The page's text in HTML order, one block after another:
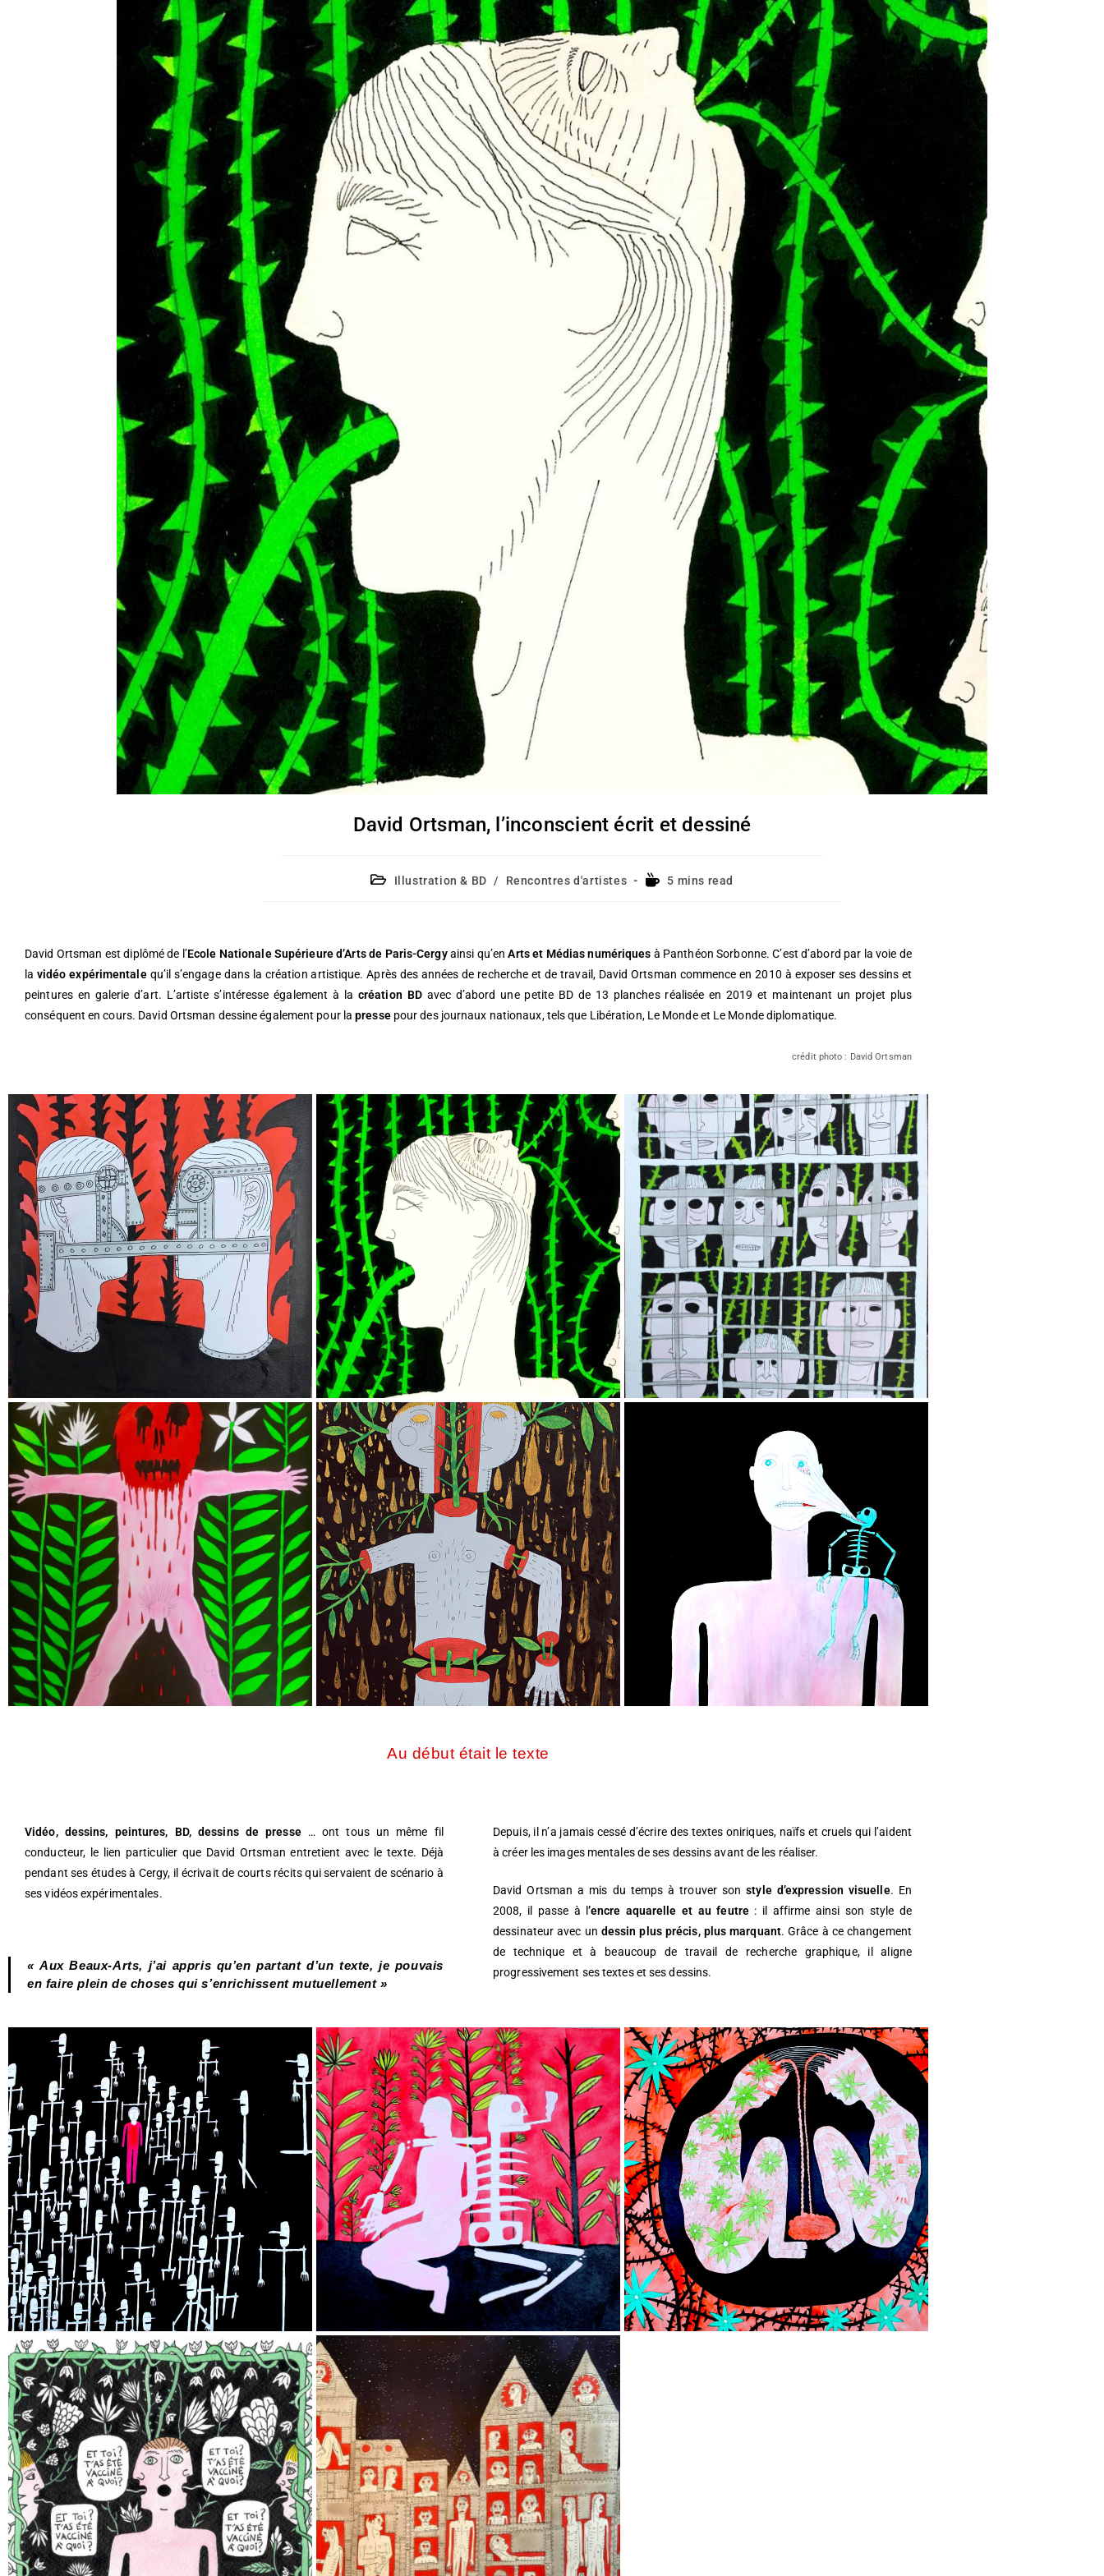
David Ortsman, l’inconscient écrit et dessiné
Illustration & BD / Rencontres d'artistes 5 mins read
David Ortsman est diplômé de l’Ecole Nationale Supérieure d’Arts de Paris-Cergyainsi qu’enArts et Médias numériques à Panthéon Sorbonne. C’est d’abord par la voie de
lavidéo expérimentalequ’il s’engage dans la création artistique. Après des années de recherche et de travail, David Ortsman commence en 2010 à exposer ses dessins et
peintures en galerie d’art. L’artiste s’intéresse également à la création BDavec d’abord une petite BD de 13 planches réalisée en 2019 et maintenant un projet plus
conséquent en cours. David Ortsman dessine également pour lapressepour des journaux nationaux, tels que Libération, Le Monde et Le Monde diplomatique.
crédit photo : David Ortsman
Au début était le texte
Vidéo, dessins, peintures, BD, dessins de presse… ont tous un même fil
conducteur, le lien particulier que David Ortsman entretient avec le texte. Déjà
pendant ses études à Cergy, il écrivait de courts récits qui servaient de scénario à
ses vidéos expérimentales.
« Aux Beaux-Arts, j’ai appris qu’en partant d’un texte, je pouvais
en faire plein de choses qui s’enrichissent mutuellement »
Depuis, il n’a jamais cessé d’écrire des textes oniriques, naïfs et cruels qui l’aident
à créer les images mentales de ses dessins avant de les réaliser.
David Ortsman a mis du temps à trouver sonstyle d’expression visuelle. En
2008, il passe à l’encre aquarelle et au feutre: il affirme ainsi son style de
dessinateur avec un dessin plus précis, plus marquant. Grâce à ce changement
de technique et à beaucoup de travail de recherche graphique, il aligne
progressivement ses textes et ses dessins.